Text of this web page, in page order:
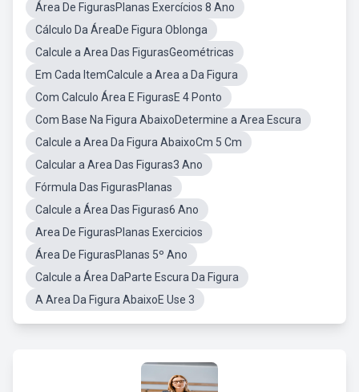
Área De FigurasPlanas Exercícios 8 Ano
Cálculo Da ÁreaDe Figura Oblonga
Calcule a Area Das FigurasGeométricas
Em Cada ItemCalcule a Area a Da Figura
Com Calculo Área E FigurasE 4 Ponto
Com Base Na Figura AbaixoDetermine a Area Escura
Calcule a Area Da Figura AbaixoCm 5 Cm
Calcular a Area Das Figuras3 Ano
Fórmula Das FigurasPlanas
Calcule a Área Das Figuras6 Ano
Area De FigurasPlanas Exercicios
Área De FigurasPlanas 5º Ano
Calcule a Área DaParte Escura Da Figura
A Area Da Figura AbaixoE Use 3